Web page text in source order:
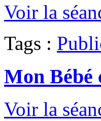
Voir la
Tags :
Mon Bébé
Voir la